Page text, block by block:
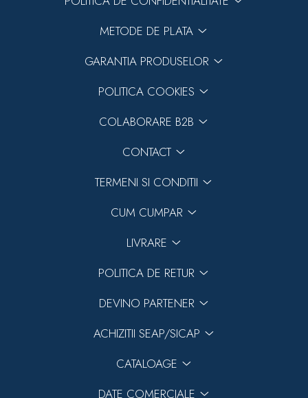
METODE DE PLATA
GARANTIA PRODUSELOR
POLITICA COOKIES
COLABORARE B2B
CONTACT
TERMENI SI CONDITII
CUM CUMPAR
LIVRARE
POLITICA DE RETUR
DEVINO PARTENER
ACHIZITII SEAP/SICAP
CATALOAGE
DATE COMERCIALE